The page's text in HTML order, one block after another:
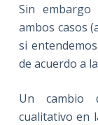
Sin
ambos casos
si
de acuerdo a
Un cambio
cualitativo en